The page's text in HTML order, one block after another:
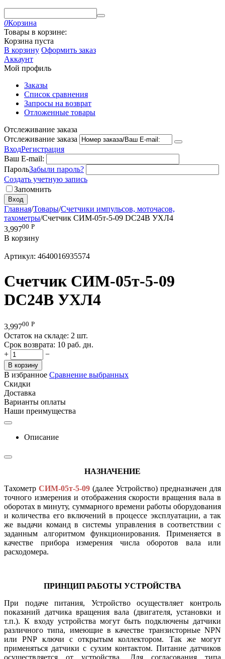
0Корзина
Товары в корзине:
Корзина пуста
В корзину Оформить заказ
Аккаунт
Мой профиль
Заказы
Список сравнения
Запросы на возврат
Отложенные товары
Отслеживание заказа
Отслеживание заказа
ВходРегистрация
Ваш E-mail:
ПарольЗабыли пароль?
Создать учетную запись
Запомнить
Вход
Главная/Товары/Счетчики импульсов, моточасов,
тахометры/Счетчик СИМ-05т-5-09 DC24B УХЛ4
3,99700 Р
В корзину
Артикул: 4640016935574
Счетчик СИМ-05т-5-09
DC24B УХЛ4
3,99700 Р
Остаток на складе: 2 шт.
Срок возврата: 10 раб. дн.
+
−
В корзину
В избранное Сравнение выбранных
Скидки
Доставка
Варианты оплаты
Наши преимущества
Описание
НАЗНАЧЕНИЕ
Тахометр СИМ-05т-5-09 (далее Устройство) предназначен для
точного измерения и отображения скорости вращения вала в
оборотах в минуту, суммарного времени работы оборудования
и количества его включений в процессе эксплуатации, а так
же выдачи команд в системы управления в соответствии с
заданным алгоритмом функционирования. Применяется в
качестве прибора измерения числа оборотов вала или
расходомера.
ПРИНЦИП РАБОТЫ УСТРОЙСТВА
При подаче питания, Устройство осуществляет контроль
показаний датчика вращения вала (двигателя, установки и
т.п.). К входу устройства могут быть подключены датчики
различного типа, имеющие в качестве транзисторные NPN
или PNP ключи с открытым коллектором. Так же могут
применяться датчики с сухим контактом. Питание датчиков
осуществляется от устройства. Для согласования типа